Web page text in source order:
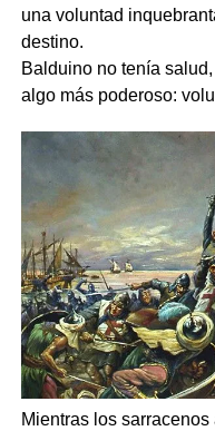
una voluntad
destino.
Balduino no tenía
algo más poderoso:
Mientras los